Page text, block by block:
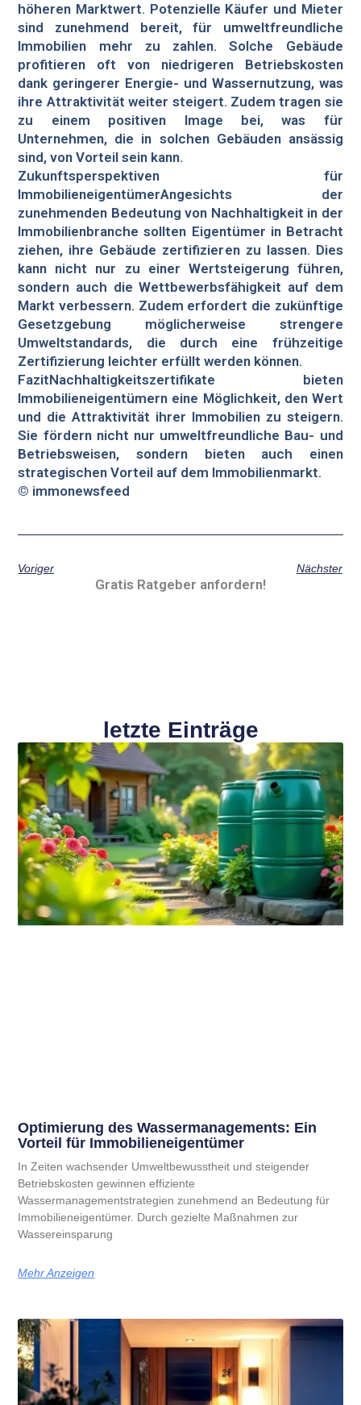
höheren Marktwert. Potenzielle Käufer und Mieter
sind zunehmend bereit, für umweltfreundliche
Immobilien mehr zu zahlen. Solche Gebäude
profitieren oft von niedrigeren Betriebskosten
dank geringerer Energie- und Wassernutzung, was
ihre Attraktivität weiter steigert. Zudem tragen sie
zu einem positiven Image bei, was für
Unternehmen, die in solchen Gebäuden ansässig
sind, von Vorteil sein kann.
Zukunftsperspektiven für
ImmobilieneigentümerAngesichts der
zunehmenden Bedeutung von Nachhaltigkeit in der
Immobilienbranche sollten Eigentümer in Betracht
ziehen, ihre Gebäude zertifizieren zu lassen. Dies
kann nicht nur zu einer Wertsteigerung führen,
sondern auch die Wettbewerbsfähigkeit auf dem
Markt verbessern. Zudem erfordert die zukünftige
Gesetzgebung möglicherweise strengere
Umweltstandards, die durch eine frühzeitige
Zertifizierung leichter erfüllt werden können.
FazitNachhaltigkeitszertifikate bieten
Immobilieneigentümern eine Möglichkeit, den Wert
und die Attraktivität ihrer Immobilien zu steigern.
Sie fördern nicht nur umweltfreundliche Bau- und
Betriebsweisen, sondern bieten auch einen
strategischen Vorteil auf dem Immobilienmarkt.
© immonewsfeed
Voriger Nächster
Gratis Ratgeber anfordern!
letzte Einträge
Optimierung des Wassermanagements: Ein
Vorteil für Immobilieneigentümer
In Zeiten wachsender Umweltbewusstheit und steigender
Betriebskosten gewinnen effiziente
Wassermanagementstrategien zunehmend an Bedeutung für
Immobilieneigentümer. Durch gezielte Maßnahmen zur
Wassereinsparung
Mehr Anzeigen